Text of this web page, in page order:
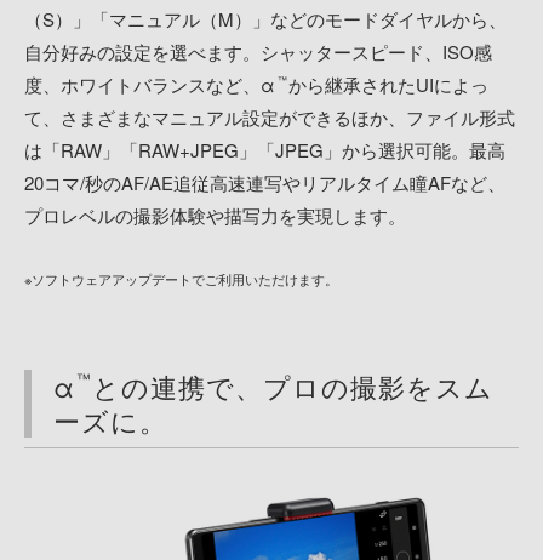
（S）」「マニュアル（M）」などのモードダイヤルから、
自分好みの設定を選べます。シャッタースピード、ISO感
度、ホワイトバランスなど、α ™から継承されたUIによっ
て、さまざまなマニュアル設定ができるほか、ファイル形式
は「RAW」「RAW+JPEG」「JPEG」から選択可能。最高
20コマ/秒のAF/AE追従高速連写やリアルタイム瞳AFなど、
プロレベルの撮影体験や描写力を実現します。
※ソフトウェアアップデートでご利用いただけます。
α ™ との連携で、プロの撮影をスム
ーズに。